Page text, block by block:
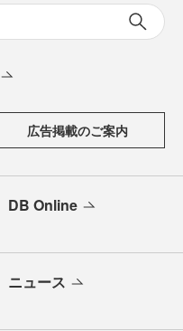
広告掲載のご案内
DB Online
ニュース